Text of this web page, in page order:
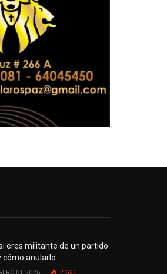
eres militante de un partido
cómo anularlo
DE 2026 2.620